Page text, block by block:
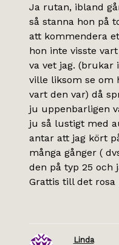
Ja rutan, ibland
så stanna hon på
att kommendera
hon inte visste
va vet jag. (brukar
ville liksom se om
vart den var) då
ju uppenbarligen
ju så lustigt med
antar att jag kört
många gånger (
den på typ 25 och
Grattis till det rosa
Linda